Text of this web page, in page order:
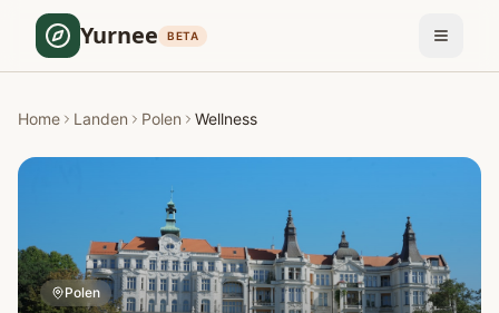
Yurnee BETA
Home Landen Polen Wellness
Polen